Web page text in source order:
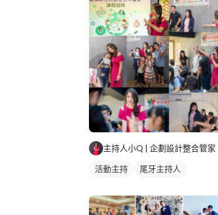
主持人小Q | 企劃設計整合管家
活動主持 尾牙主持人